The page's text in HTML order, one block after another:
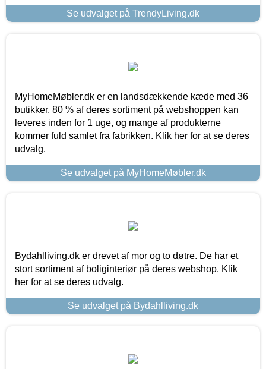
Se udvalget på TrendyLiving.dk
MyHomeMøbler.dk er en landsdækkende kæde med 36
butikker. 80 % af deres sortiment på webshoppen kan
leveres inden for 1 uge, og mange af produkterne
kommer fuld samlet fra fabrikken. Klik her for at se deres
udvalg.
Se udvalget på MyHomeMøbler.dk
Bydahlliving.dk er drevet af mor og to døtre. De har et
stort sortiment af boliginteriør på deres webshop. Klik
her for at se deres udvalg.
Se udvalget på Bydahlliving.dk